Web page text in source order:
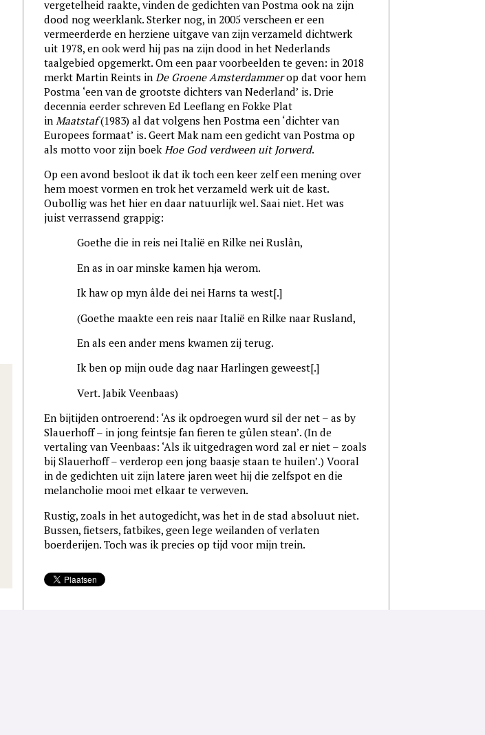
vergetelheid raakte, vinden de gedichten van Postma ook na zijn
dood nog weerklank. Sterker nog, in 2005 verscheen er een
vermeerderde en herziene uitgave van zijn verzameld dichtwerk
uit 1978, en ook werd hij pas na zijn dood in het Nederlands
taalgebied opgemerkt. Om een paar voorbeelden te geven: in 2018
merkt Martin Reints in De Groene Amsterdammerop dat voor hem
Postma ‘een van de grootste dichters van Nederland’ is. Drie
decennia eerder schreven Ed Leeflang en Fokke Plat
in Maatstaf(1983) al dat volgens hen Postma een ‘dichter van
Europees formaat’ is. Geert Mak nam een gedicht van Postma op
als motto voor zijn boek Hoe God verdween uit Jorwerd.
Op een avond besloot ik dat ik toch een keer zelf een mening over
hem moest vormen en trok het verzameld werk uit de kast.
Oubollig was het hier en daar natuurlijk wel. Saai niet. Het was
juist verrassend grappig:
Goethe die in reis nei Italië en Rilke nei Ruslân,
En as in oar minske kamen hja werom.
Ik haw op myn âlde dei nei Harns ta west[.]
(Goethe maakte een reis naar Italië en Rilke naar Rusland,
En als een ander mens kwamen zij terug.
Ik ben op mijn oude dag naar Harlingen geweest[.]
Vert. Jabik Veenbaas)
En bijtijden ontroerend: ‘As ik opdroegen wurd sil der net – as by
Slauerhoff – in jong feintsje fan fieren te gûlen stean’. (In de
vertaling van Veenbaas: ‘Als ik uitgedragen word zal er niet – zoals
bij Slauerhoff – verderop een jong baasje staan te huilen’.) Vooral
in de gedichten uit zijn latere jaren weet hij die zelfspot en die
melancholie mooi met elkaar te verweven.
Rustig, zoals in het autogedicht, was het in de stad absoluut niet.
Bussen, fietsers, fatbikes, geen lege weilanden of verlaten
boerderijen. Toch was ik precies op tijd voor mijn trein.